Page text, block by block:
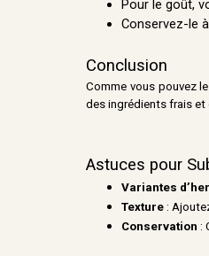
Pour le goût,
Conservez-le
Conclusion
Comme vous pouvez
des ingrédients frais et
Astuces pour
Variantes
Texture :
Conservation :